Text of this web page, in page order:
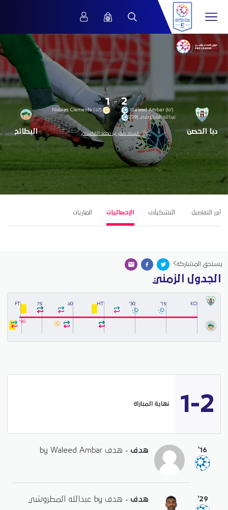
أبرز التفاصيل التشكيلات الإحصائيات المباريات
يستحق المشاركة؟
دبا الحصن
2
Waleed Ambar (16’)
عبدالله المطروشي (29’)
-
1
(67’) Nicolas Clemente
البطائح
الجدول الزمني
KO
15'
30'
HT
60
75
FT
90'
1-2 نهاية المباراة
'16 هدف - هدف by Waleed Ambar
'29 هدف - هدف by عبدالله المطروشي